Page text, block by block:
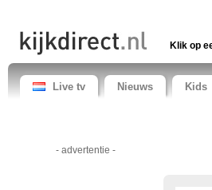
Klik op
Live tv Nieuws Kids
- advertentie -